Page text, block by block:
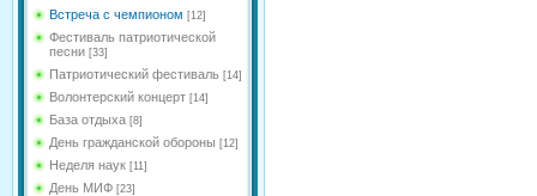
Встреча с чемпионом [12]
Фестиваль патриотической
песни [33]
Патриотический фестиваль [14]
Волонтерский концерт [14]
База отдыха [8]
День гражданской обороны [12]
Неделя наук [11]
День МИФ [23]